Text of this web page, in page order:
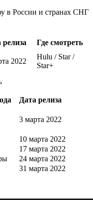
в России и странах СНГ
релиза
Где смотреть
2022
Hulu / Star /
Star+
Дата релиза
3 марта 2022
10 марта 2022
17 марта 2022
24 марта 2022
31 марта 2022